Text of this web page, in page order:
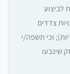
לביצוע
צדדים
וכי תשפה/י
שינבעו